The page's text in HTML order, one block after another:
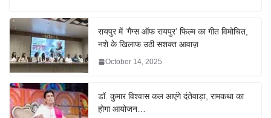
रायपुर में ‘गैंग्स ऑफ रायपुर’ फिल्म का गीत विमोचित,
नशे के खिलाफ उठी सशक्त आवाज़
October 14, 2025
डॉ. कुमार विश्वास कल आएंगे दंतेवाड़ा, रामकथा का
होगा आयोजन…